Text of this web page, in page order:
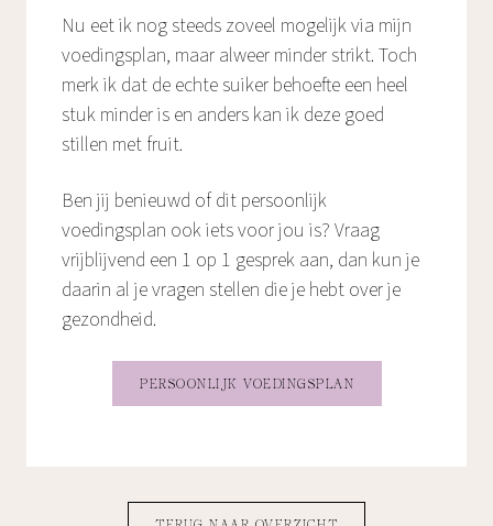
Nu eet ik nog steeds zoveel mogelijk via mijn
voedingsplan, maar alweer minder strikt. Toch
merk ik dat de echte suiker behoefte een heel
stuk minder is en anders kan ik deze goed
stillen met fruit.
Ben jij benieuwd of dit persoonlijk
voedingsplan ook iets voor jou is? Vraag
vrijblijvend een 1 op 1 gesprek aan, dan kun je
daarin al je vragen stellen die je hebt over je
gezondheid.
PERSOONLIJK VOEDINGSPLAN